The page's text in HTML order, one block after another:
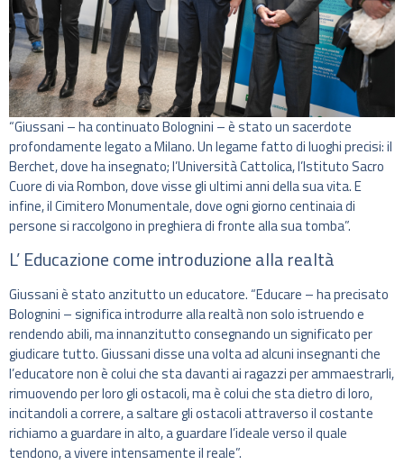
“Giussani – ha continuato Bolognini – è stato un sacerdote
profondamente legato a Milano. Un legame fatto di luoghi precisi: il
Berchet, dove ha insegnato; l’Università Cattolica, l’Istituto Sacro
Cuore di via Rombon, dove visse gli ultimi anni della sua vita. E
infine, il Cimitero Monumentale, dove ogni giorno centinaia di
persone si raccolgono in preghiera di fronte alla sua tomba”.
L’ Educazione come introduzione alla realtà
Giussani è stato anzitutto un educatore. “Educare – ha precisato
Bolognini – significa introdurre alla realtà non solo istruendo e
rendendo abili, ma innanzitutto consegnando un significato per
giudicare tutto. Giussani disse una volta ad alcuni insegnanti che
l’educatore non è colui che sta davanti ai ragazzi per ammaestrarli,
rimuovendo per loro gli ostacoli, ma è colui che sta dietro di loro,
incitandoli a correre, a saltare gli ostacoli attraverso il costante
richiamo a guardare in alto, a guardare l’ideale verso il quale
tendono, a vivere intensamente il reale”.